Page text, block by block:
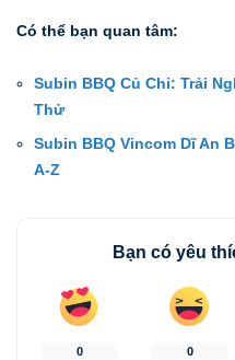
Có thể bạn quan tâm:
Subin BBQ Củ Chi: Trải
Thử
Subin BBQ Vincom Dĩ An
A-Z
Bạn có yêu
0 0